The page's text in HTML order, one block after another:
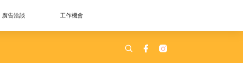
廣告洽談 工作機會